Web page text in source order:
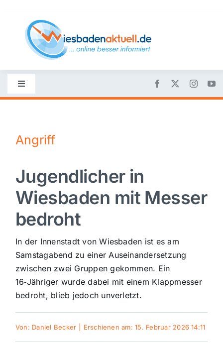
content
Toggle
Navigation
Nachrichten
Politik
Wirtschaft
Sport
Kultur
Mein Stadtteil
Angriff
Jugendlicher in
Wiesbaden mit Messer
bedroht
In der Innenstadt von Wiesbaden ist es am
Samstagabend zu einer Auseinandersetzung
zwischen zwei Gruppen gekommen. Ein
16‑Jähriger wurde dabei mit einem Klappmesser
bedroht, blieb jedoch unverletzt.
Von: Daniel Becker Erschienen am: 15. Februar 2026 14:11